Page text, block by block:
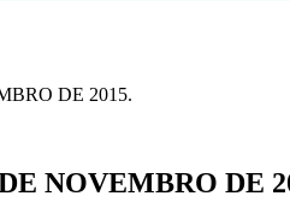
DE 2015.
NOVEMBRO DE